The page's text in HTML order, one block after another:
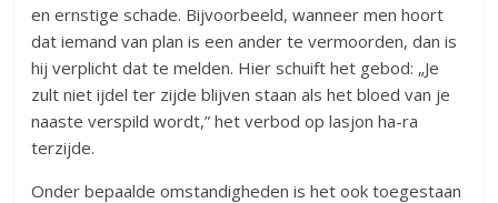
en ernstige schade. Bijvoorbeeld, wanneer men hoort
dat iemand van plan is een ander te vermoorden, dan is
hij verplicht dat te melden. Hier schuift het gebod: „Je
zult niet ijdel ter zijde blijven staan als het bloed van je
naaste verspild wordt,” het verbod op lasjon ha-ra
terzijde.
Onder bepaalde omstandigheden is het ook toegestaan